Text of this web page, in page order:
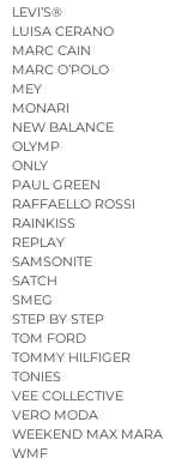
LEVI’S®
LUISA CERANO
MARC CAIN
MARC O’POLO
MEY
MONARI
NEW BALANCE
OLYMP
ONLY
PAUL GREEN
RAFFAELLO ROSSI
RAINKISS
REPLAY
SAMSONITE
SATCH
SMEG
STEP BY STEP
TOM FORD
TOMMY HILFIGER
TONIES
VEE COLLECTIVE
VERO MODA
WEEKEND MAX MARA
WMF